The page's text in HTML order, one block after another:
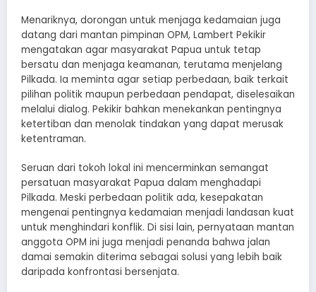
Menariknya, dorongan untuk menjaga kedamaian juga
datang dari mantan pimpinan OPM, Lambert Pekikir
mengatakan agar masyarakat Papua untuk tetap
bersatu dan menjaga keamanan, terutama menjelang
Pilkada. Ia meminta agar setiap perbedaan, baik terkait
pilihan politik maupun perbedaan pendapat, diselesaikan
melalui dialog. Pekikir bahkan menekankan pentingnya
ketertiban dan menolak tindakan yang dapat merusak
ketentraman.
Seruan dari tokoh lokal ini mencerminkan semangat
persatuan masyarakat Papua dalam menghadapi
Pilkada. Meski perbedaan politik ada, kesepakatan
mengenai pentingnya kedamaian menjadi landasan kuat
untuk menghindari konflik. Di sisi lain, pernyataan mantan
anggota OPM ini juga menjadi penanda bahwa jalan
damai semakin diterima sebagai solusi yang lebih baik
daripada konfrontasi bersenjata.